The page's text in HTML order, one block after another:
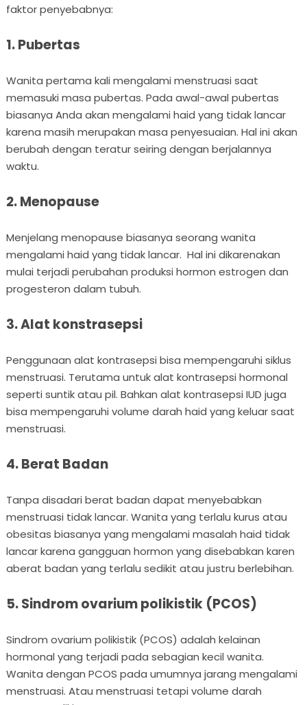
faktor penyebabnya:
1. Pubertas
Wanita pertama kali mengalami menstruasi saat
memasuki masa pubertas. Pada awal-awal pubertas
biasanya Anda akan mengalami haid yang tidak lancar
karena masih merupakan masa penyesuaian. Hal ini akan
berubah dengan teratur seiring dengan berjalannya
waktu.
2. Menopause
Menjelang menopause biasanya seorang wanita
mengalami haid yang tidak lancar. Hal ini dikarenakan
mulai terjadi perubahan produksi hormon estrogen dan
progesteron dalam tubuh.
3. Alat konstrasepsi
Penggunaan alat kontrasepsi bisa mempengaruhi siklus
menstruasi. Terutama untuk alat kontrasepsi hormonal
seperti suntik atau pil. Bahkan alat kontrasepsi IUD juga
bisa mempengaruhi volume darah haid yang keluar saat
menstruasi.
4. Berat Badan
Tanpa disadari berat badan dapat menyebabkan
menstruasi tidak lancar. Wanita yang terlalu kurus atau
obesitas biasanya yang mengalami masalah haid tidak
lancar karena gangguan hormon yang disebabkan karen
aberat badan yang terlalu sedikit atau justru berlebihan.
5. Sindrom ovarium polikistik (PCOS)
Sindrom ovarium polikistik (PCOS) adalah kelainan
hormonal yang terjadi pada sebagian kecil wanita.
Wanita dengan PCOS pada umumnya jarang mengalami
menstruasi. Atau menstruasi tetapi volume darah